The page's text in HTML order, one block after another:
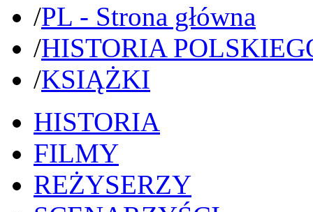
/PL - Strona główna
/HISTORIA
/KSIĄŻKI
HISTORIA
FILMY
REŻYSERZY